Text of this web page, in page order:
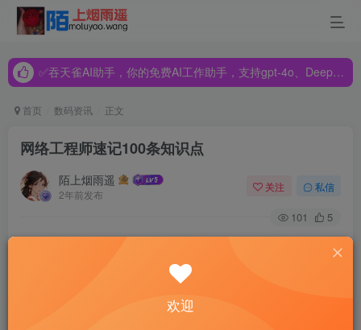
✅吞天雀AI助手，你的免费AI工作助手，支持gpt-4o、DeepSeek、Claude🔥🔥🔥🔥
✅吞天雀AI助手，你的免费AI工作助手，支持gpt-4o、DeepSeek、Claude🔥🔥🔥🔥
首页 数码资讯 正文
网络工程师速记100条知识点
陌上烟雨遥
2年前发布
关注 私信
101 5
欢迎